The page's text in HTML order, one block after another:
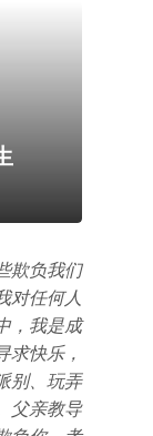
欺负我们
对任何人
，我是成
求快乐，
别、玩弄
父亲教导